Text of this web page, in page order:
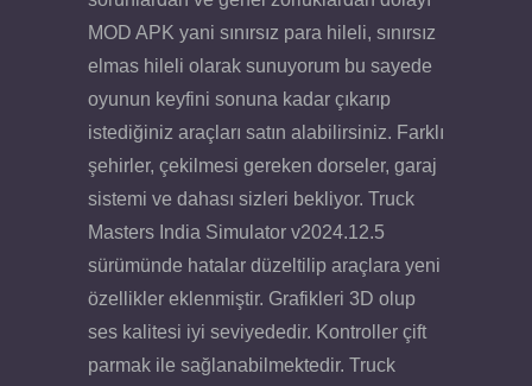
MOD APK yani sınırsız para hileli, sınırsız
elmas hileli olarak sunuyorum bu sayede
oyunun keyfini sonuna kadar çıkarıp
istediğiniz araçları satın alabilirsiniz. Farklı
şehirler, çekilmesi gereken dorseler, garaj
sistemi ve dahası sizleri bekliyor. Truck
Masters India Simulator v2024.12.5
sürümünde hatalar düzeltilip araçlara yeni
özellikler eklenmiştir. Grafikleri 3D olup
ses kalitesi iyi seviyededir. Kontroller çift
parmak ile sağlanabilmektedir. Truck